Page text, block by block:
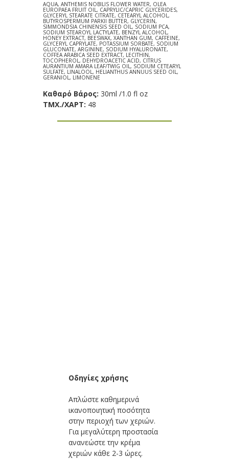
AQUA, ANTHEMIS NOBILIS FLOWER WATER, OLEA
EUROPAEA FRUIT OIL, CAPRYLIC/CAPRIC GLYCERIDES,
GLYCERYL STEARATE CITRATE, CETEARYL ALCOHOL,
BUTYROSPERMUM PARKII BUTTER, GLYCERIN,
SIMMONDSIA CHINENSIS SEED OIL, SODIUM PCA,
SODIUM STEAROYL LACTYLATE, BENZYL ALCOHOL,
HONEY EXTRACT, BEESWAX, XANTHAN GUM, CAFFEINE,
GLYCERYL CAPRYLATE, POTASSIUM SORBATE, SODIUM
GLUCONATE, ARGININE, SODIUM HYALURONATE,
COFFEA ARABICA SEED EXTRACT, LECITHIN,
TOCOPHEROL, DEHYDROACETIC ACID, CITRUS
AURANTIUM AMARA LEAF/TWIG OIL, SODIUM CETEARYL
SULFATE, LINALOOL, HELIANTHUS ANNUUS SEED OIL,
GERANIOL, LIMONENE
Καθαρό Βάρος: 30ml /1.0 fl oz
TΜX./ΧΑΡΤ: 48
Οδηγίες χρήσης
Απλώστε καθημερινά
ικανοποιητική ποσότητα
στην περιοχή των χεριών.
Για μεγαλύτερη προστασία
ανανεώστε την κρέμα
χεριών κάθε 2-3 ώρες.